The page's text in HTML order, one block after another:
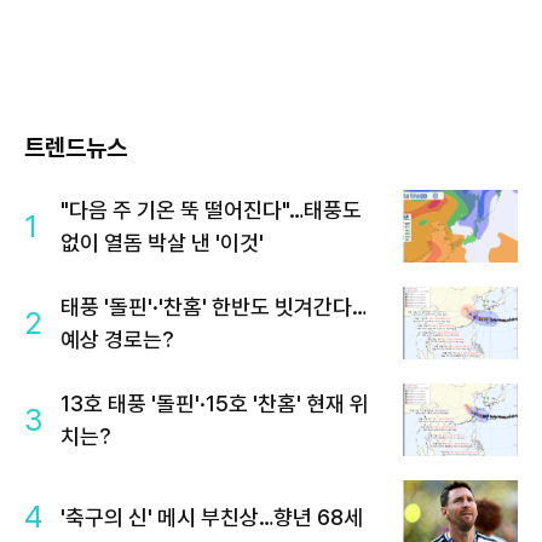
트렌드뉴스
1
"다음 주 기온 뚝 떨어진다"…태풍도
없이 열돔 박살 낸 '이것'
2
태풍 '돌핀'·'찬홈' 한반도 빗겨간다…
예상 경로는?
3
13호 태풍 '돌핀'·15호 '찬홈' 현재 위
치는?
4 '축구의 신' 메시 부친상…향년 68세